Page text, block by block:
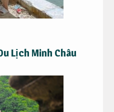
Lịch Minh Châu